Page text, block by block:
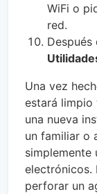
WiFi o
red.
Una vez
estará limpio
una nueva
un familiar o
simplemente
electrónicos.
perforar un